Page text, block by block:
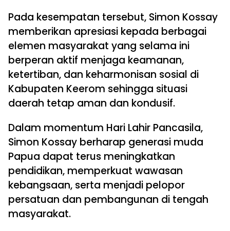
Pada kesempatan tersebut, Simon Kossay
memberikan apresiasi kepada berbagai
elemen masyarakat yang selama ini
berperan aktif menjaga keamanan,
ketertiban, dan keharmonisan sosial di
Kabupaten Keerom sehingga situasi
daerah tetap aman dan kondusif.
Dalam momentum Hari Lahir Pancasila,
Simon Kossay berharap generasi muda
Papua dapat terus meningkatkan
pendidikan, memperkuat wawasan
kebangsaan, serta menjadi pelopor
persatuan dan pembangunan di tengah
masyarakat.